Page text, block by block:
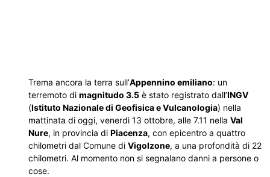
Trema ancora la terra sull’Appennino emiliano: un
terremoto di magnitudo 3.5 è stato registrato dall’INGV
(Istituto Nazionale di Geofisica e Vulcanologia) nella
mattinata di oggi, venerdì 13 ottobre, alle 7.11 nella Val
Nure, in provincia di Piacenza, con epicentro a quattro
chilometri dal Comune di Vigolzone, a una profondità di 22
chilometri. Al momento non si segnalano danni a persone o
cose.